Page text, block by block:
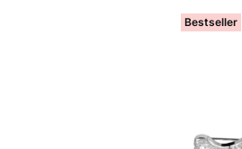
Bestseller